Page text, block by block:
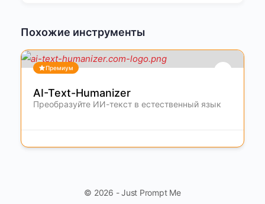
Похожие инструменты
Премиум
AI-Text-Humanizer
Преобразуйте ИИ-текст в естественный язык
© 2026 - Just Prompt Me